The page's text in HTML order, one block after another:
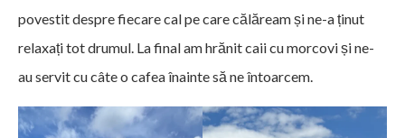
povestit despre fiecare cal pe care călăream și ne-a ținut
relaxați tot drumul. La final am hrănit caii cu morcovi și ne-
au servit cu câte o cafea înainte să ne întoarcem.